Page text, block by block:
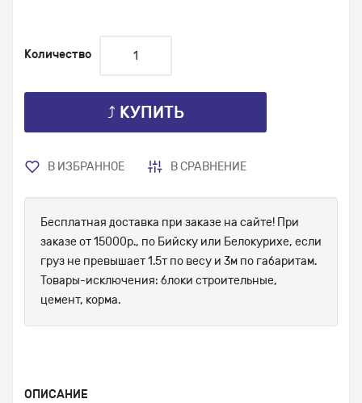
Количество
⤴ КУПИТЬ
В ИЗБРАННОЕ В СРАВНЕНИЕ
Бесплатная доставка при заказе на сайте! При
заказе от 15000р., по Бийску или Белокурихе, если
груз не превышает 1.5т по весу и 3м по габаритам.
Товары-исключения: блоки строительные,
цемент, корма.
ОПИСАНИЕ